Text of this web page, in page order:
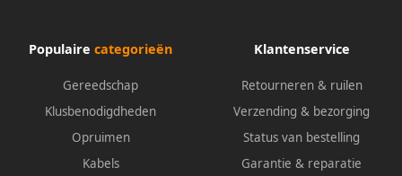
Populaire categorieën
Gereedschap
Klusbenodigdheden
Opruimen
Kabels
Klantenservice
Retourneren & ruilen
Verzending & bezorging
Status van bestelling
Garantie & reparatie